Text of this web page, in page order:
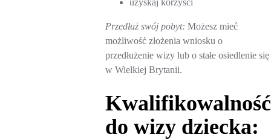
uzyskaj korzyści
Przedłuż swój pobyt: Możesz mieć
możliwość złożenia wniosku o
przedłużenie wizy lub o stałe osiedlenie się
w Wielkiej Brytanii.
Kwalifikowalność
do wizy dziecka: